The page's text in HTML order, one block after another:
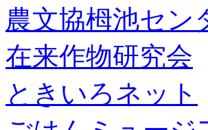
農文協栂池セン
在来作物研究会
ときいろネット